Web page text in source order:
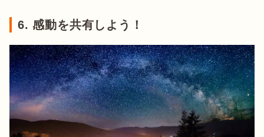
6. 感動を共有しよう！